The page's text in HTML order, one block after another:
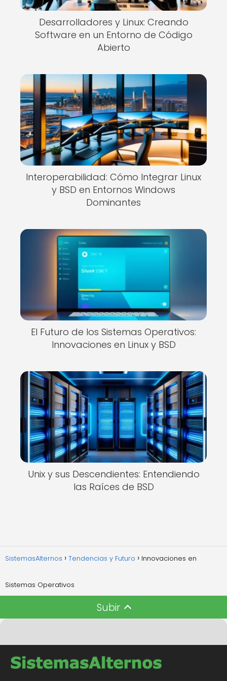
Desarrolladores y Linux: Creando
Software en un Entorno de Código
Abierto
Interoperabilidad: Cómo Integrar Linux
y BSD en Entornos Windows
Dominantes
El Futuro de los Sistemas Operativos:
Innovaciones en Linux y BSD
Unix y sus Descendientes: Entendiendo
las Raíces de BSD
SistemasAlternos Tendencias y Futuro Innovaciones en
Sistemas Operativos
Subir